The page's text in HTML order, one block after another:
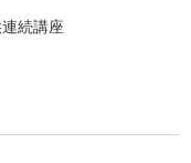
続講座